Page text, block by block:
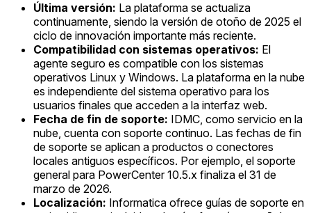
Última versión: La plataforma se actualiza
continuamente, siendo la versión de otoño de 2025 el
ciclo de innovación importante más reciente.
Compatibilidad con sistemas operativos: El
agente seguro es compatible con los sistemas
operativos Linux y Windows. La plataforma en la nube
es independiente del sistema operativo para los
usuarios finales que acceden a la interfaz web.
Fecha de fin de soporte: IDMC, como servicio en la
nube, cuenta con soporte continuo. Las fechas de fin
de soporte se aplican a productos o conectores
locales antiguos específicos. Por ejemplo, el soporte
general para PowerCenter 10.5.x finaliza el 31 de
marzo de 2026.
Localización: Informatica ofrece guías de soporte en